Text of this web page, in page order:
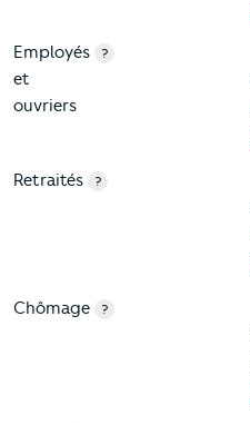
Employés
et
ouvriers
?
Retraités ?
Chômage ?